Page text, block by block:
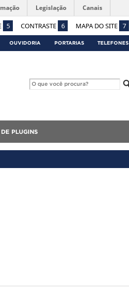
5 CONTRASTE 6 MAPA DO SITE 7
Legislação Canais
OUVIDORIA PORTARIAS TELEFONES
PLUGINS